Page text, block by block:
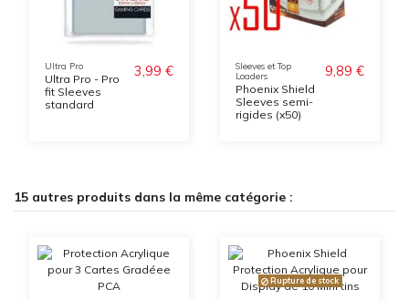
Ultra Pro
Ultra Pro - Pro
fit Sleeves
standard
3,99 €
Sleeves et Top
Loaders
Phoenix Shield
Sleeves semi-
rigides (x50)
9,89 €
15 autres produits dans la même catégorie :
Rupture de stock